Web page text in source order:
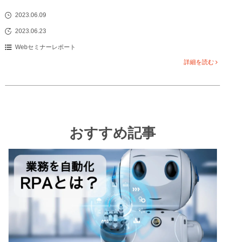
2023.06.09
2023.06.23
Webセミナーレポート
詳細を読む
おすすめ記事